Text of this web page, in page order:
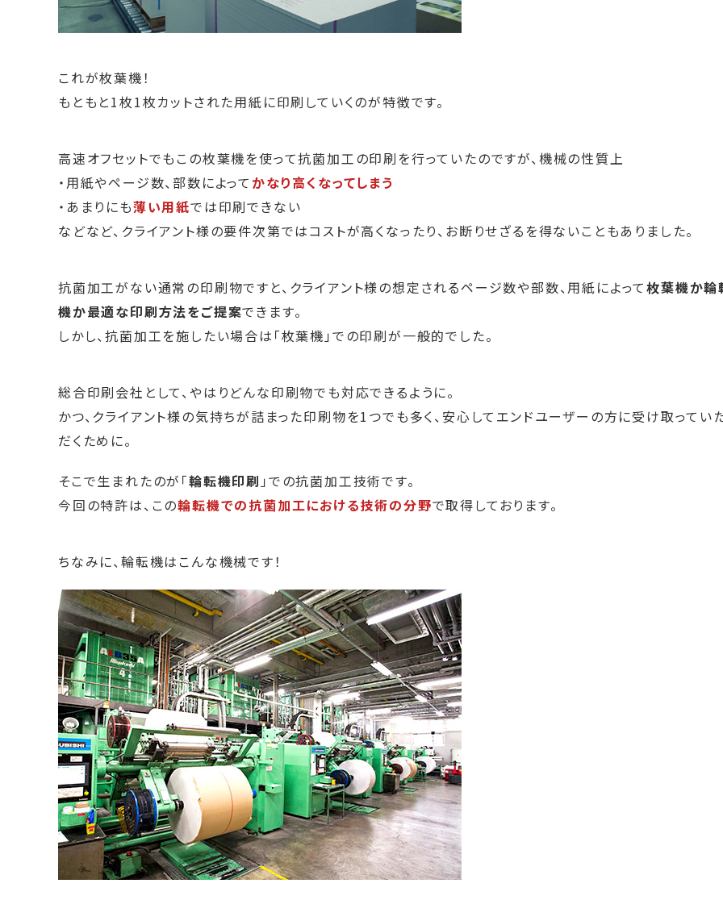
これが枚葉機！
もともと1枚1枚カットされた用紙に印刷していくのが特徴です。
高速オフセットでもこの枚葉機を使って抗菌加工の印刷を行っていたのですが、機械の性質上
・用紙やページ数、部数によって かなり高くなってしまう
・あまりにも薄い用紙では印刷できない
などなど、クライアント様の要件次第ではコストが高くなったり、お断りせざるを得ないこともありました。
抗菌加工がない通常の印刷物ですと、クライアント様の想定されるページ数や部数、用紙によって枚葉機か輪
機か最適な印刷方法をご提案できます。
しかし、抗菌加工を施したい場合は「枚葉機」での印刷が一般的でした。
総合印刷会社として、やはりどんな印刷物でも対応できるように。
かつ、クライアント様の気持ちが詰まった印刷物を1つでも多く、安心してエンドユーザーの方に受け取ってい
だくために。
そこで生まれたのが「輪転機印刷 」での抗菌加工技術です。
今回の特許は、この輪転機での抗菌加工における技術の分野で取得しております。
ちなみに、輪転機はこんな機械です！